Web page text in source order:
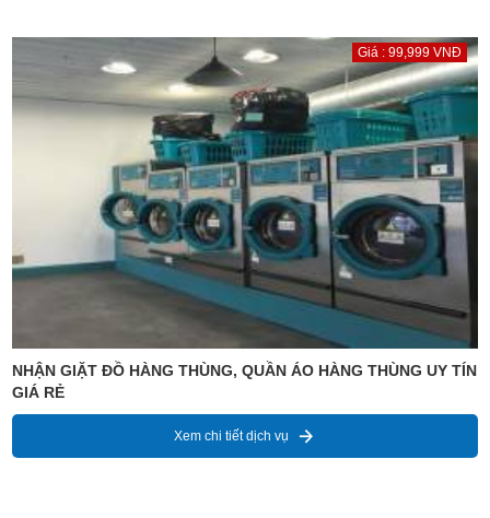
Giá : 99,999 VNĐ
NHẬN GIẶT ĐỒ HÀNG THÙNG, QUẦN ÁO HÀNG THÙNG UY TÍN
GIÁ RẺ
Xem chi tiết dịch vụ